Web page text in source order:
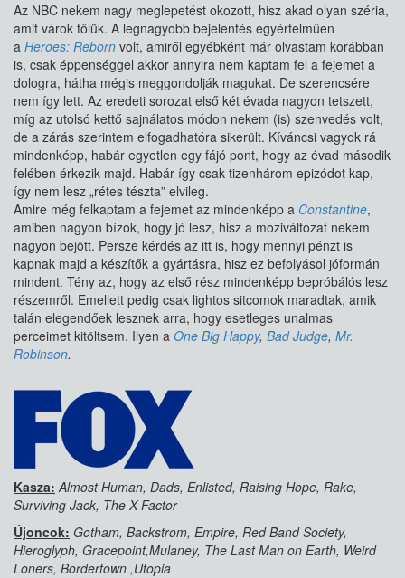
Az NBC nekem nagy meglepetést okozott, hisz akad olyan széria,
amit várok tőlük. A legnagyobb bejelentés egyértelműen
a Heroes: Reborn volt, amiről egyébként már olvastam korábban
is, csak éppenséggel akkor annyira nem kaptam fel a fejemet a
dologra, hátha mégis meggondolják magukat. De szerencsére
nem így lett. Az eredeti sorozat első két évada nagyon tetszett,
míg az utolsó kettő sajnálatos módon nekem (is) szenvedés volt,
de a zárás szerintem elfogadhatóra sikerült. Kíváncsi vagyok rá
mindenképp, habár egyetlen egy fájó pont, hogy az évad második
felében érkezik majd. Habár így csak tizenhárom epizódot kap,
így nem lesz „rétes tészta” elvileg.
Amire még felkaptam a fejemet az mindenképp a Constantine,
amiben nagyon bízok, hogy jó lesz, hisz a moziváltozat nekem
nagyon bejött. Persze kérdés az itt is, hogy mennyi pénzt is
kapnak majd a készítők a gyártásra, hisz ez befolyásol jóformán
mindent. Tény az, hogy az első rész mindenképp bepróbálós lesz
részemről. Emellett pedig csak lightos sitcomok maradtak, amik
talán elegendőek lesznek arra, hogy esetleges unalmas
perceimet kitöltsem. Ilyen a One Big Happy, Bad Judge, Mr.
Robinson.
Kasza: Almost Human, Dads, Enlisted, Raising Hope, Rake,
Surviving Jack, The X Factor
Újoncok: Gotham, Backstrom, Empire, Red Band Society,
Hieroglyph, Gracepoint,Mulaney, The Last Man on Earth, Weird
Loners, Bordertown ,Utopia